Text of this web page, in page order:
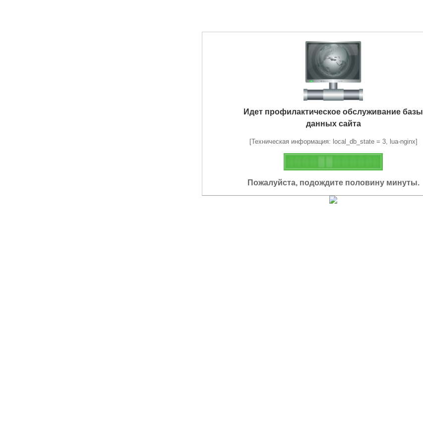
Идет профилактическое обслуживание базы
данных сайта
[Техническая информация: local_db_state = 3, lua-nginx]
Пожалуйста, подождите половину минуты.